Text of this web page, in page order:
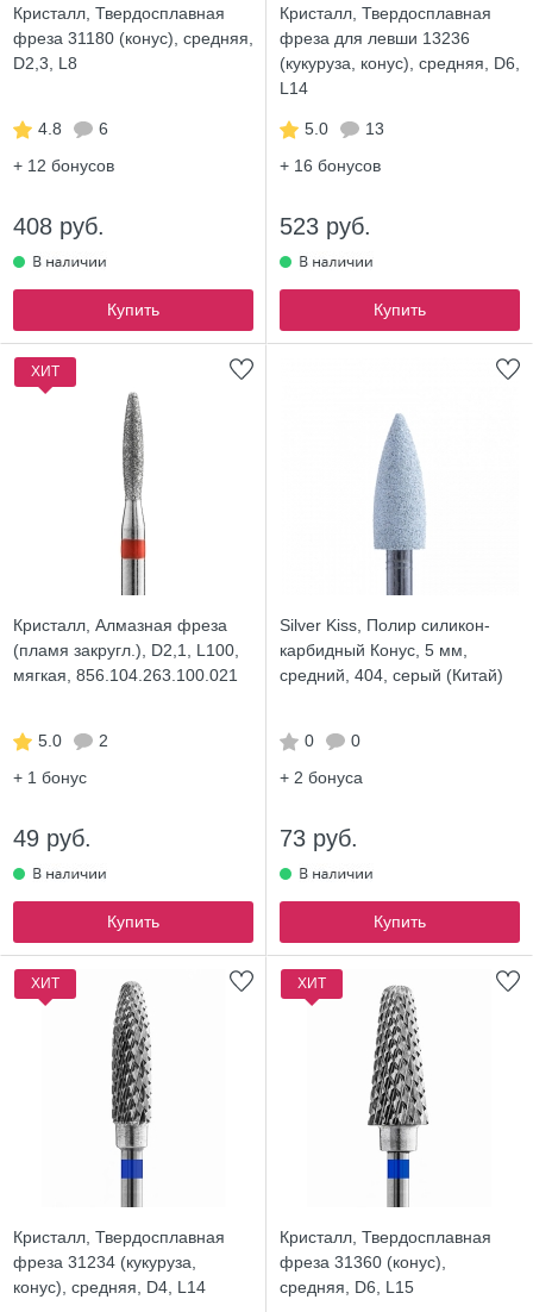
Кристалл, Твердосплавная
фреза 31180 (конус), средняя,
D2,3, L8
4.8
6
+ 12 бонусов
408 руб.
Купить
Кристалл, Твердосплавная
фреза для левши 13236
(кукуруза, конус), средняя, D6,
L14
5.0
13
+ 16 бонусов
523 руб.
Купить
ХИТ
Кристалл, Алмазная фреза
(пламя закругл.), D2,1, L100,
мягкая, 856.104.263.100.021
5.0
2
+ 1 бонус
49 руб.
Купить
Silver Kiss, Полир силикон-
карбидный Конус, 5 мм,
средний, 404, серый (Китай)
0
0
+ 2 бонуса
73 руб.
Купить
ХИТ
Кристалл, Твердосплавная
фреза 31234 (кукуруза,
конус), средняя, D4, L14
ХИТ
Кристалл, Твердосплавная
фреза 31360 (конус),
средняя, D6, L15